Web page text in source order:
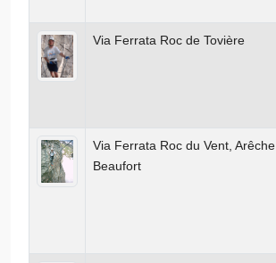
Via Ferrata Roc de Tovière
Via Ferrata Roc du Vent, Arêche
Beaufort